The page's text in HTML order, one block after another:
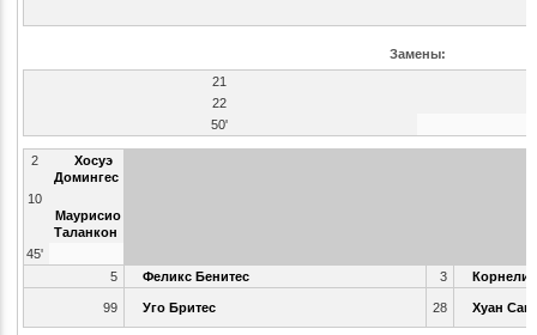
Замены:
21
22
50'
2
Хосуэ
Домингес
10
Маурисио
Таланкон
45'
5
Феликс Бенитес 3
99 Уго Бритес 28 Хуан